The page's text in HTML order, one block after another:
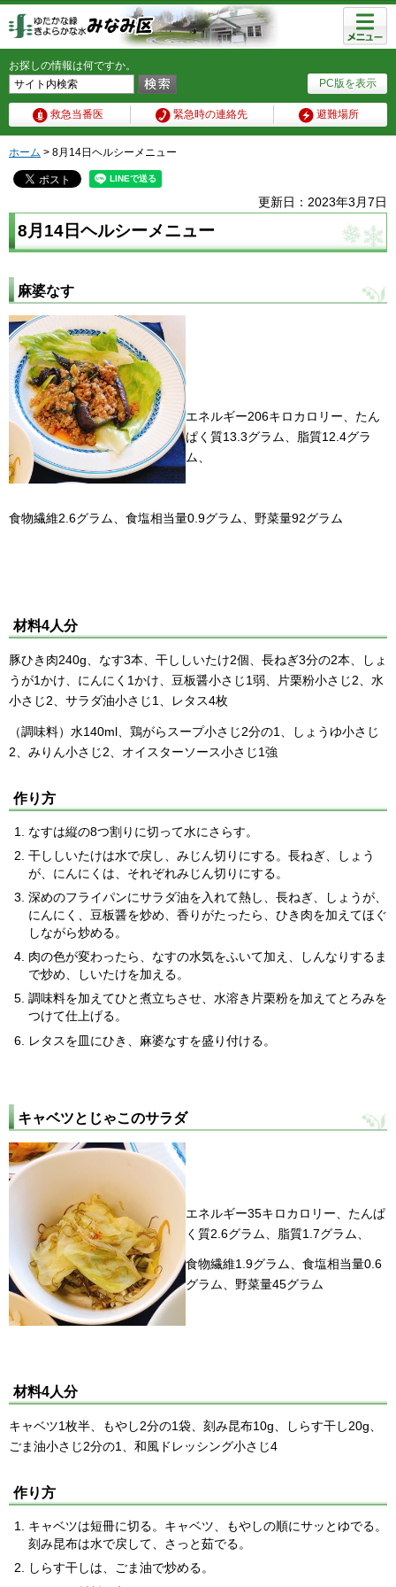
PC版を表示
お探しの情報は何ですか。
救急当番医 緊急時の連絡先 避難場所
メニュ
ー
ホーム > 8月14日ヘルシーメニュー
更新日：2023年3月7日
8月14日ヘルシーメニュー
麻婆なす
エネルギー206キロカロリー、たん
ぱく質13.3グラム、脂質12.4グラ
ム、
食物繊維2.6グラム、食塩相当量0.9グラム、野菜量92グラム
材料4人分
豚ひき肉240g、なす3本、干ししいたけ2個、長ねぎ3分の2本、しょ
うが1かけ、にんにく1かけ、豆板醤小さじ1弱、片栗粉小さじ2、水
小さじ2、サラダ油小さじ1、レタス4枚
（調味料）水140ml、鶏がらスープ小さじ2分の1、しょうゆ小さじ
2、みりん小さじ2、オイスターソース小さじ1強
作り方
なすは縦の8つ割りに切って水にさらす。
干ししいたけは水で戻し、みじん切りにする。長ねぎ、しょう
が、にんにくは、それぞれみじん切りにする。
深めのフライパンにサラダ油を入れて熱し、長ねぎ、しょうが、
にんにく、豆板醤を炒め、香りがたったら、ひき肉を加えてほぐ
しながら炒める。
肉の色が変わったら、なすの水気をふいて加え、しんなりするま
で炒め、しいたけを加える。
調味料を加えてひと煮立ちさせ、水溶き片栗粉を加えてとろみを
つけて仕上げる。
レタスを皿にひき、麻婆なすを盛り付ける。
キャベツとじゃこのサラダ
エネルギー35キロカロリー、たんぱ
く質2.6グラム、脂質1.7グラム、
食物繊維1.9グラム、食塩相当量0.6
グラム、野菜量45グラム
材料4人分
キャベツ1枚半、もやし2分の1袋、刻み昆布10g、しらす干し20g、
ごま油小さじ2分の1、和風ドレッシング小さじ4
作り方
キャベツは短冊に切る。キャベツ、もやしの順にサッとゆでる。
刻み昆布は水で戻して、さっと茹でる。
しらす干しは、ごま油で炒める。